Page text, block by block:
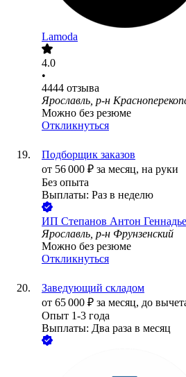
Lamoda
4.0
•
4444 отзыва
Ярославль, р-н
Можно без резюме
Откликнуться
Подборщик заказов
от 56 000 ₽ за месяц, на руки
Без опыта
Выплаты: Раз в неделю
ИП Степанов Антон
Ярославль, р-н Фрунзенский
Можно без резюме
Откликнуться
Заведующий складом
от 65 000 ₽ за месяц, до
Опыт 1-3 года
Выплаты: Два раза в месяц